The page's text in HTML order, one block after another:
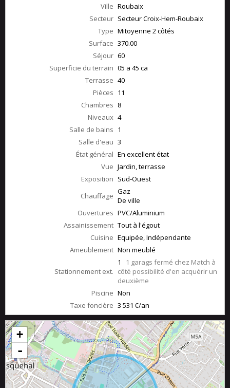
Ville Roubaix
Secteur Secteur Croix-Hem-Roubaix
Type Mitoyenne 2 côtés
Surface 370.00
Séjour 60
Superficie du terrain 05 a 45 ca
Terrasse 40
Pièces 11
Chambres 8
Niveaux 4
Salle de bains 1
Salle d'eau 3
État général En excellent état
Vue Jardin, terrasse
Exposition Sud-Ouest
Chauffage Gaz
De ville
Ouvertures PVC/Aluminium
Assainissement Tout à l'égout
Cuisine Equipée, Indépendante
Ameublement Non meublé
Stationnement ext.
1
1 garags fermé chez Match à
côté possibilité d'en acquérir un
deuxième
Piscine Non
Taxe foncière 3 531 €/an
+
-